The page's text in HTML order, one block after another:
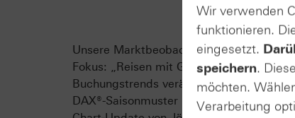
Unsere Marktbeobachtung Mai 2026 ist
Fokus: „Reisen mit Gegenwind“ – wie
Buchungstrends verändern. Außerdem:
DAX®-Saisonmuster im Mai, sowie Gold
Wir verwenden
funktionieren.
eingesetzt.
speichern.
möchten.
Verarbeitung